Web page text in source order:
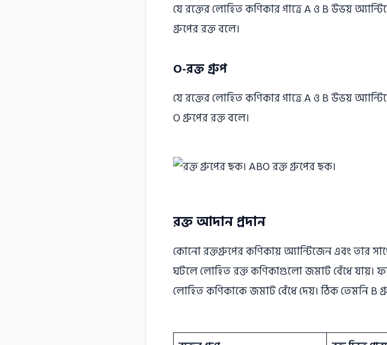
যে রক্তের লোহিত কণিকার গাত্রে A ও B উভয়
গ্রুপের রক্ত বলে।
O-রক্ত গ্রুপ
যে রক্তের লোহিত কণিকার গাত্রে A ও B উভয়
O গ্রুপের রক্ত বলে।
রক্ত আদান প্রদান
কোনো রক্তগ্রুপের কণিকায় অ্যান্টিজেন এবং তার
ঘটলে লোহিত রক্ত কণিকাগুলো জমাট বেঁধে যায়।
লোহিত কণিকাকে জমাট বেঁধে দেয়। ঠিক তেমনি B